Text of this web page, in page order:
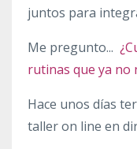
juntos para
Me pregunto...
rutinas que ya no
Hace unos días
taller on line en